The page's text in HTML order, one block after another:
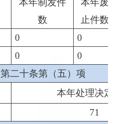
数
止件数
0
0
0
0
第二十条第（五）项
本年处理决定
71